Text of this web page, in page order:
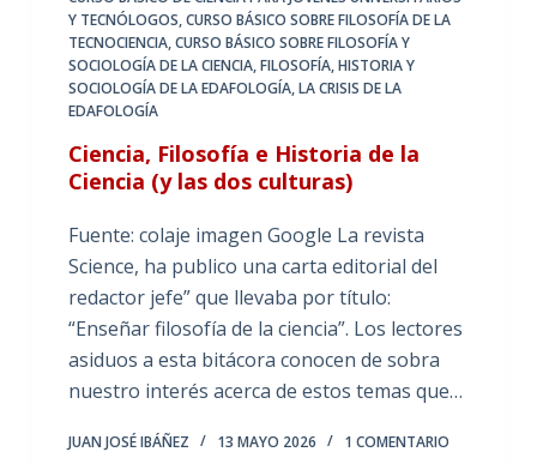
Y TECNÓLOGOS,CURSO BÁSICO SOBRE FILOSOFÍA DE LA
TECNOCIENCIA,CURSO BÁSICO SOBRE FILOSOFÍA Y
SOCIOLOGÍA DE LA CIENCIA,FILOSOFÍA, HISTORIA Y
SOCIOLOGÍA DE LA EDAFOLOGÍA,LA CRISIS DE LA
EDAFOLOGÍA
Ciencia, Filosofía e Historia de la
Ciencia (y las dos culturas)
Fuente: colaje imagen Google La revista
Science, ha publico una carta editorial del
redactor jefe” que llevaba por título:
“Enseñar filosofía de la ciencia”. Los lectores
asiduos a esta bitácora conocen de sobra
nuestro interés acerca de estos temas que…
JUAN JOSÉ IBÁÑEZ 13 MAYO 2026 1 COMENTARIO